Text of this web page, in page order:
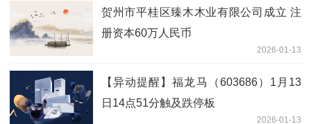
贺州市平桂区臻木木业有限公司成立 注
册资本60万人民币
2026-01-13
【异动提醒】福龙马（603686）1月13
日14点51分触及跌停板
2026-01-13